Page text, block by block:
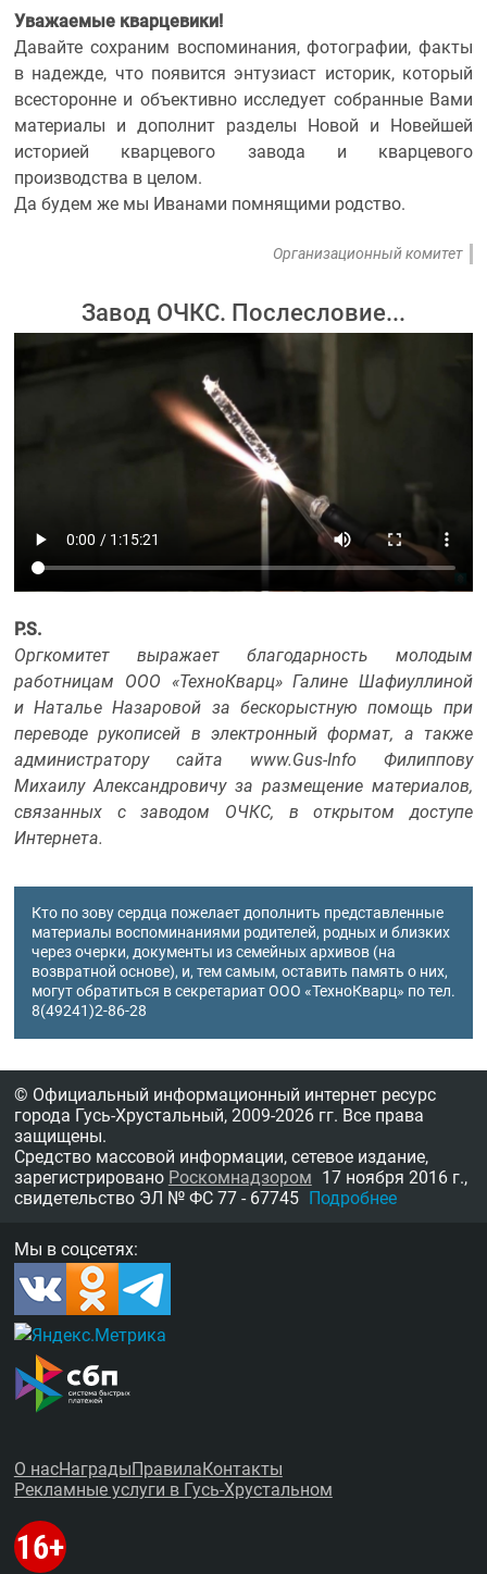
Уважаемые кварцевики!
Давайте сохраним воспоминания, фотографии, факты
в надежде, что появится энтузиаст историк, который
всесторонне и объективно исследует собранные Вами
материалы и дополнит разделы Новой и Новейшей
историей кварцевого завода и кварцевого
производства в целом.
Да будем же мы Иванами помнящими родство.
Организационный комитет
Завод ОЧКС. Послесловие...
P.S.
Оргкомитет выражает благодарность молодым
работницам ООО «ТехноКварц» Галине Шафиуллиной
и Наталье Назаровой за бескорыстную помощь при
переводе рукописей в электронный формат, а также
администратору сайта www.Gus-Info Филиппову
Михаилу Александровичу за размещение материалов,
связанных с заводом ОЧКС, в открытом доступе
Интернета.
Кто по зову сердца пожелает дополнить представленные
материалы воспоминаниями родителей, родных и близких
через очерки, документы из семейных архивов (на
возвратной основе), и, тем самым, оставить память о них,
могут обратиться в секретариат ООО «ТехноКварц» по тел.
8(49241)2-86-28
© Официальный информационный интернет ресурс
города Гусь-Хрустальный, 2009-2026 гг. Все права
защищены.
Средство массовой информации, сетевое издание,
зарегистрировано Роскомнадзором 17 ноября 2016 г.,
свидетельство ЭЛ № ФС 77 - 67745 Подробнее
Мы в соцсетях:
О насНаградыПравилаКонтакты
Рекламные услуги в Гусь-Хрустальном